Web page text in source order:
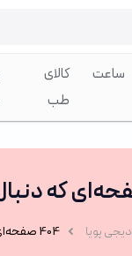
ساعت
کالای
طب
دیجی پویا 404 صفحه‌ای که دنبال آن بودید پیدا نشد!